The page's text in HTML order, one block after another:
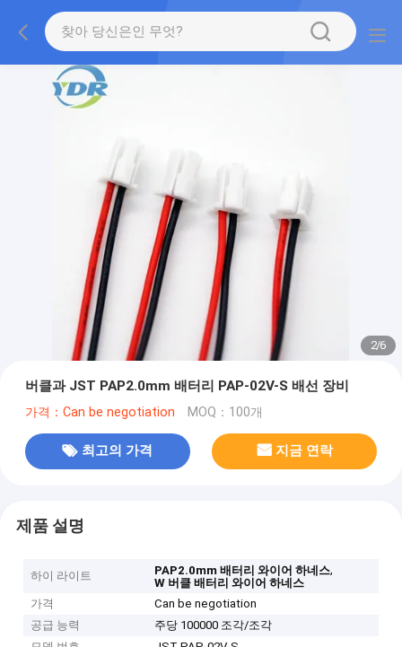
2/6
버클과 JST PAP2.0mm 배터리 PAP-02V-S 배선 장비
가격：Can be negotiation MOQ：100개
최고의 가격 지금 연락
제품 설명
하이 라이트 PAP2.0mm 배터리 와이어 하네스,
W 버클 배터리 와이어 하네스
가격
Can be negotiation
공급 능력
주당 100000 조각/조각